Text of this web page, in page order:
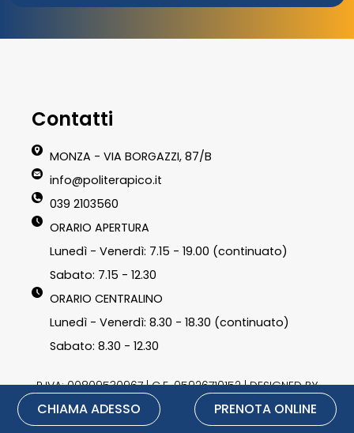
Contatti
MONZA - VIA BORGAZZI, 87/B
info@politerapico.it
039 2103560
ORARIO APERTURA
Lunedì - Venerdì: 7.15 - 19.00 (continuato)
Sabato: 7.15 - 12.30
ORARIO CENTRALINO
Lunedì - Venerdì: 8.30 - 18.30 (continuato)
Sabato: 8.30 - 12.30
P.IVA: 00809530967 | C.F. 05926710152 | DESIGNED BY
LU3G.IT|Privacy Policy| Cookie Policy
CHIAMA ADESSO PRENOTA ONLINE